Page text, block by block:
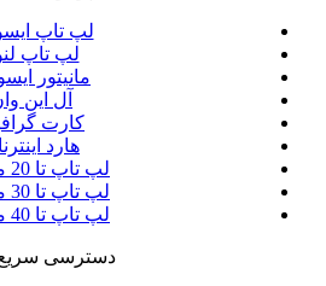
لپ تاپ
لپ تاپ
مانیتور
آل این
کارت
هارد
لپ تاپ تا 20 میلیون
لپ تاپ تا 30 میلیون
لپ تاپ تا 40 میلیون
دسترسی